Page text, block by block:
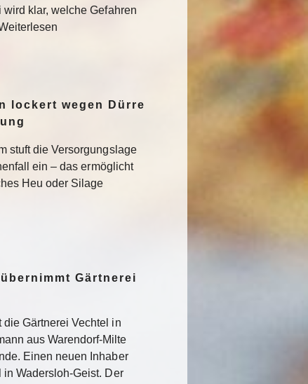
klar, welche Gefahren
lockert wegen Dürre
stuft die Versorgungslage
ein – das ermöglicht
Heu oder Silage
Gärtnerei
Gärtnerei Vechtel in
aus Warendorf-Milte
Einen neuen Inhaber
in Wadersloh-Geist. Der